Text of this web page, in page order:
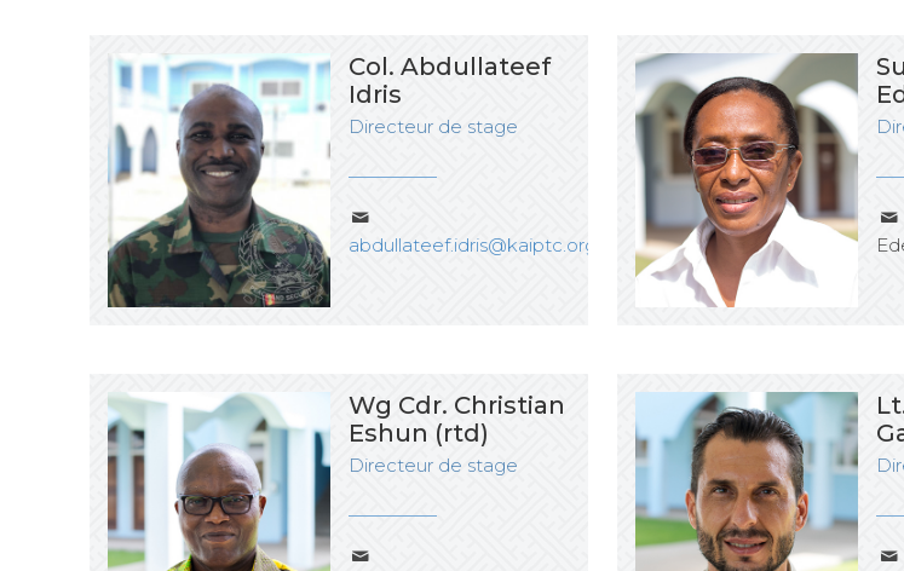
Col. Abdullateef
Idris
Directeur de stage
abdullateef.idris@kaiptc.org
Wg Cdr. Christian
Eshun (rtd)
Directeur de stage